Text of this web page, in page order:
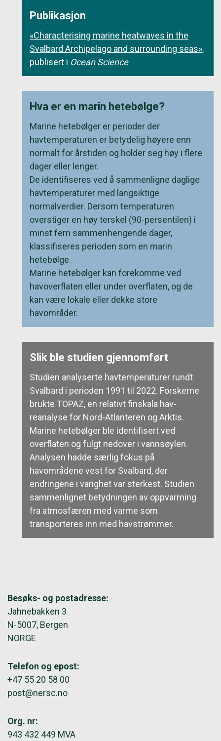
Publikasjon
«Characterising marine heatwaves in the
Svalbard Archipelago and surrounding seas»,
publisert i Ocean Science
Hva er en marin hetebølge?
Marine hetebølger er perioder der
havtemperaturen er betydelig høyere enn
normalt for årstiden og holder seg høy i flere
dager eller lenger.
De identifiseres ved å sammenligne daglige
havtemperaturer med langsiktige
normalverdier. Dersom temperaturen
overstiger en høy terskel (90-persentilen) i
minst fem sammenhengende dager,
klassifiseres perioden som en marin
hetebølge.
Marine hetebølger kan forekomme ved
havoverflaten eller under overflaten, og de
kan være lokale eller dekke store
havområder.
Slik ble studien gjennomført
Studien analyserte havtemperaturer rundt
Svalbard i perioden 1991 til 2022. Forskerne
brukte TOPAZ, en relativt finskala hav-
reanalyse for Nord-Atlanteren og Arktis.
Marine hetebølger ble identifisert ved
overflaten og fulgt nedover i vannsøylen.
Analysen hadde særlig fokus på
havområdene vest for Svalbard, der
endringene i varighet var sterkest. Studien
sammenlignet betydningen av oppvarming
fra atmosfæren med varme som
transporteres inn med havstrømmer.
Besøks- og postadresse:
Jahnebakken 3
N-5007, Bergen
NORGE
Telefon og epost:
+47 55 20 58 00
post@nersc.no
Org. nr:
943 432 449 MVA